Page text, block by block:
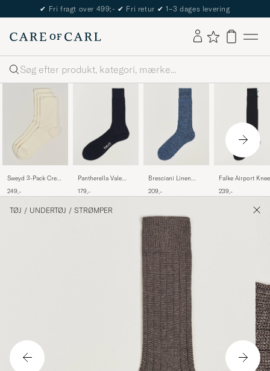
✔ Fri fragt over 499;- ✔ Fri retur ✔ 1–3 dages levering
Søg
Sweyd 3-Pack Crew
249,-
Pantherella Vale
179,-
Bresciani Linen
Blue Melange
209,-
Falke Airport Knee
239,-
TØJ / UNDERTØJ / STRØMPER